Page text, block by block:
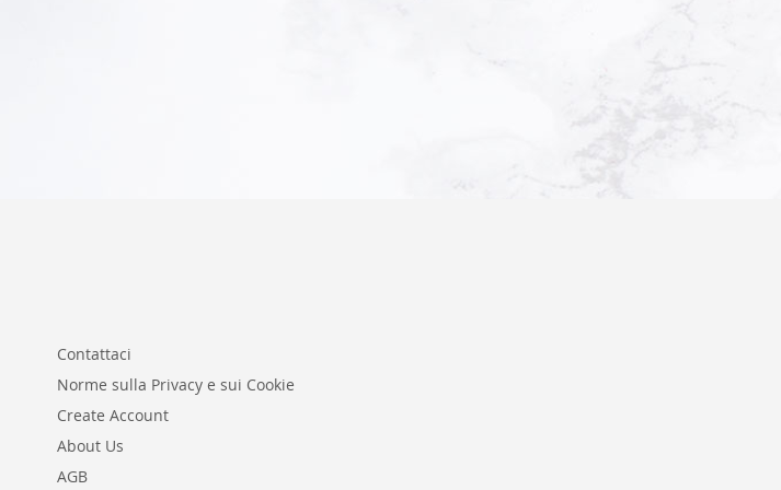
Contattaci
Norme sulla Privacy e sui Cookie
Create Account
About Us
AGB